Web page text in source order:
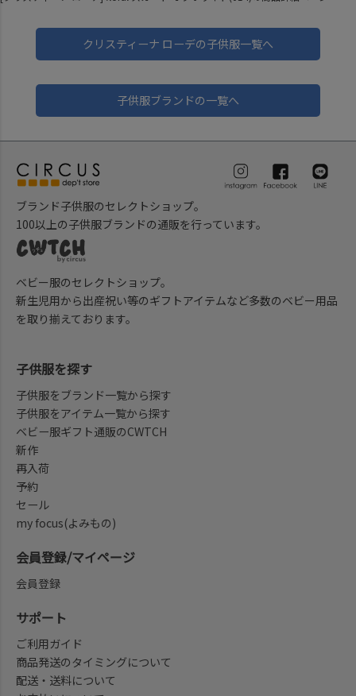
クリスティーナ ローデの子供服一覧へ
子供服ブランドの一覧へ
ブランド子供服のセレクトショップ。
100以上の子供服ブランドの通販を行っています。
ベビー服のセレクトショップ。
新生児用から出産祝い等のギフトアイテムなど多数のベビー用品
を取り揃えております。
子供服を探す
子供服をブランド一覧から探す
子供服をアイテム一覧から探す
ベビー服ギフト通販のCWTCH
新作
再入荷
予約
セール
my focus(よみもの)
会員登録/マイページ
会員登録
サポート
ご利用ガイド
商品発送のタイミングについて
配送・送料について